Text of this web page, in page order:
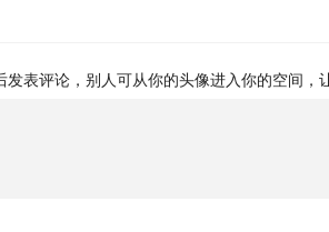
发表评论，别人可从你的头像进入你的空间，